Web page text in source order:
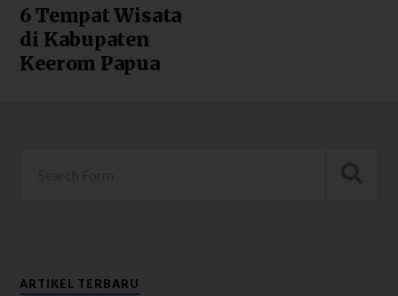
6 Tempat Wisata
di Kabupaten
Keerom Papua
ARTIKEL TERBARU